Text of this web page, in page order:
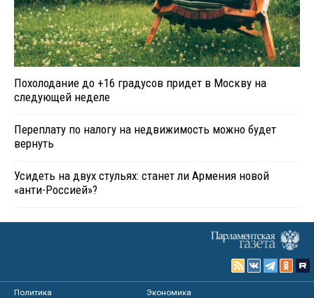
Похолодание до +16 градусов придет в Москву на
следующей неделе
Переплату по налогу на недвижимость можно будет
вернуть
Усидеть на двух стульях: станет ли Армения новой
«анти-Россией»?
Политика
Экономика